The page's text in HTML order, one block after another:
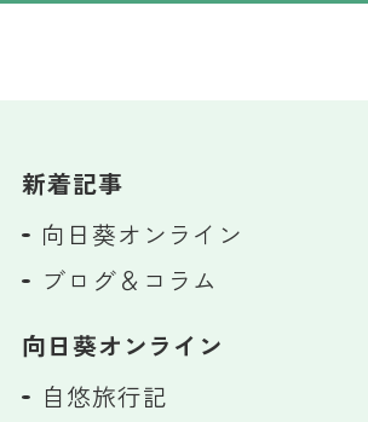
新着記事
向日葵オンライン
ブログ＆コラム
向日葵オンライン
自悠旅行記